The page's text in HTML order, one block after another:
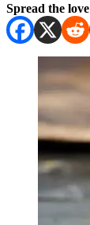
Spread the love